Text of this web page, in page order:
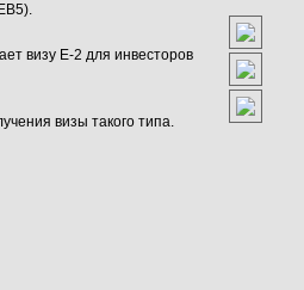
визу E-2 для инвесторов
визы такого типа.